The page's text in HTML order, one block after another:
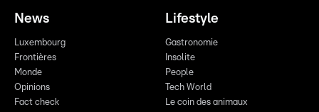
News
Luxembourg
Frontières
Monde
Opinions
Fact check
Lifestyle
Gastronomie
Insolite
People
Tech World
Le coin des animaux